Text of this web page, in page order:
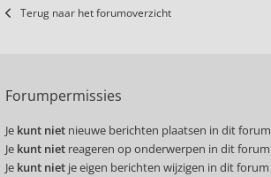
Terug naar het forumoverzicht
Forumpermissies
Je kunt niet nieuwe berichten plaatsen in dit forum
Je kunt niet reageren op onderwerpen in dit forum
Je kunt niet je eigen berichten wijzigen in dit forum